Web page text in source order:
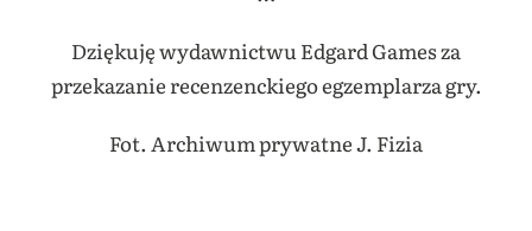
Dziękuję wydawnictwu Edgard Games za
przekazanie recenzenckiego egzemplarza gry.
Fot. Archiwum prywatne J. Fizia